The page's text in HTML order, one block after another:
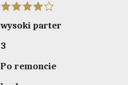
wysoki parter
3
Po remoncie